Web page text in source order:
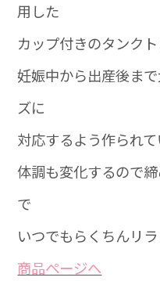
用した
カップ付きのタンクト
妊娠中から出産後ま
ズに
対応するよう作られて
体調も変化するので
で
いつでもらくちんリラ
商品ぺージへ